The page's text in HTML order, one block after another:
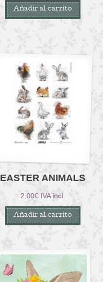
Añadir al carrito
EASTER ANIMALS
2,00€ IVA incl.
Añadir al carrito